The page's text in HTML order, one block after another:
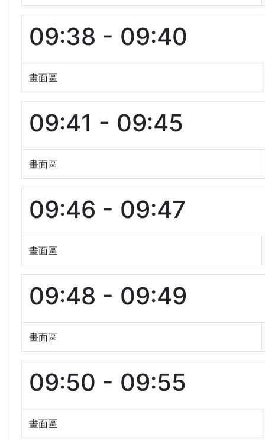
09:38 - 09:40
畫面區
09:41 - 09:45
畫面區
09:46 - 09:47
畫面區
09:48 - 09:49
畫面區
09:50 - 09:55
畫面區